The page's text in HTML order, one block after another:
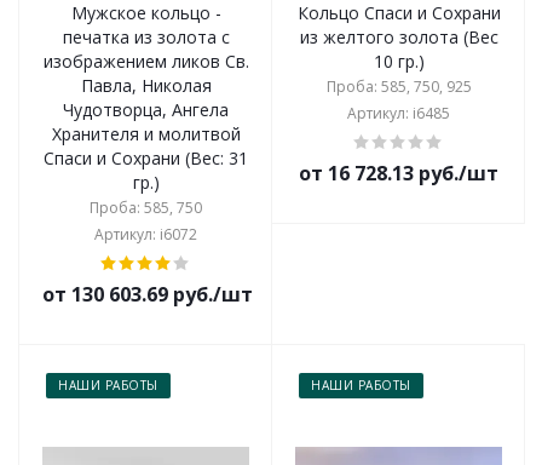
Мужское кольцо -
печатка из золота с
изображением ликов Св.
Павла, Николая
Чудотворца, Ангела
Хранителя и молитвой
Спаси и Сохрани (Вес: 31
гр.)
Проба: 585, 750
Артикул: i6072
от 130 603.69 руб./шт
Кольцо Спаси и Сохрани
из желтого золота (Вес
10 гр.)
Проба: 585, 750, 925
Артикул: i6485
от 16 728.13 руб./шт
НАШИ РАБОТЫ НАШИ РАБОТЫ